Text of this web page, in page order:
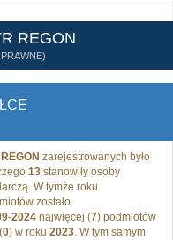
REGON
REGON zarejestrowanych było
13 stanowiły osoby
W tymże roku
zostało
-2024 najwięcej (7) podmiotów
0) w roku 2023. W tym samym